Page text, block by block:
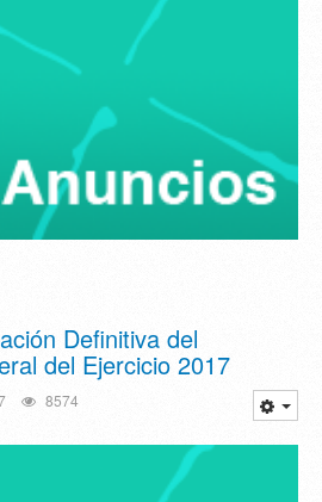
Definitiva del
del Ejercicio 2017
8574